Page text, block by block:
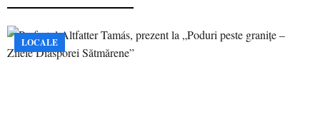
LOCALE